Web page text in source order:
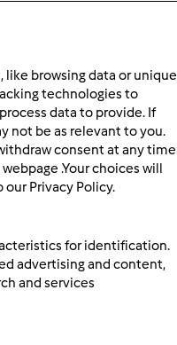
like browsing data or unique
technologies to
data to provide. If
not be as relevant to you.
consent at any time
.Your choices will
Privacy Policy.
for identification.
advertising and content,
and services